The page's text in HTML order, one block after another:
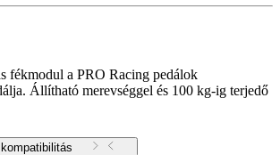
fékmodul a PRO Racing pedálok
Állítható merevséggel és 100 kg-ig terjedő